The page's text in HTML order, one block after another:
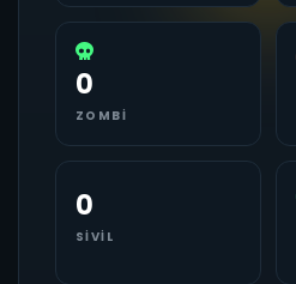
0
ZOMBI
0
SIVIL